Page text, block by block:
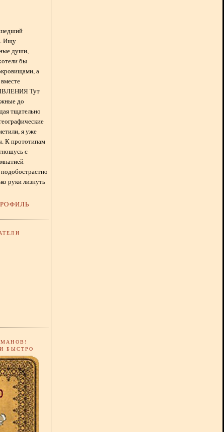
Ищу
души,
бы
а
Тут
до
тщательно
я уже
К прототипам
с
руки лизнуть
БЫСТРО